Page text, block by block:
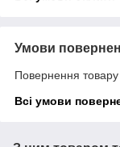
Умови
Повернення
Всі умови